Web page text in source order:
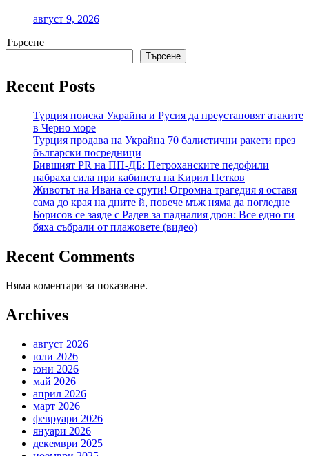
август 9, 2026
Търсене
Търсене
Recent Posts
Турция поиска Украйна и Русия да преустановят атаките
в Черно море
Турция продава на Украйна 70 балистични ракети през
български посредници
Бившият PR на ПП-ДБ: Петроханските педофили
набраха сила при кабинета на Кирил Петков
Животът на Ивана се срути! Огромна трагедия я оставя
сама до края на дните й, повече мъж няма да погледне
Борисов се заяде с Радев за падналия дрон: Все едно ги
бяха събрали от плажовете (видео)
Recent Comments
Няма коментари за показване.
Archives
август 2026
юли 2026
юни 2026
май 2026
април 2026
март 2026
февруари 2026
януари 2026
декември 2025